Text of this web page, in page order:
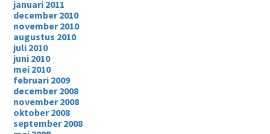
januari 2011
december 2010
november 2010
augustus 2010
juli 2010
juni 2010
mei 2010
februari 2009
december 2008
november 2008
oktober 2008
september 2008